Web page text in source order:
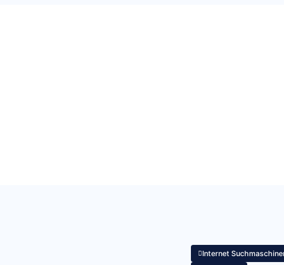
Internet